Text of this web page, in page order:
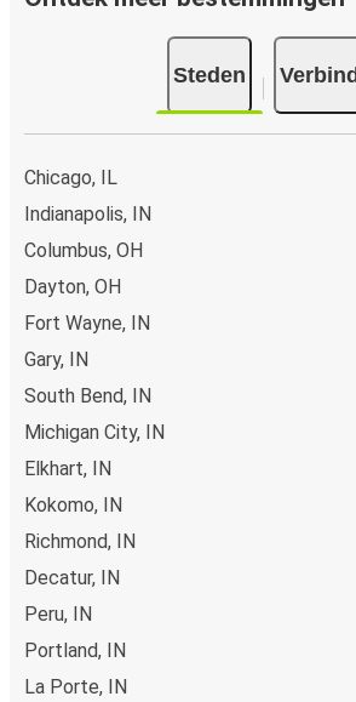
Reserveer tijdens het boeken een
van je plekje. In de prijs van je ticket is
één stuk handbagage en één stuk
Zo boek je je busreis van of naar
website of in de gratis FlixBus-app. In
het geregeld! Als je online je ticket
Plymouth, heb je de keuze uit
online betaalwijzen, waaronder
Club/JCB/Discover), PayPal en Ideal.
onze verkooppunten kun je cash
Steden
Chicago, IL
Indianapolis, IN
Columbus, OH
Dayton, OH
Fort Wayne, IN
Gary, IN
South Bend, IN
Michigan City, IN
Elkhart, IN
Kokomo, IN
Richmond, IN
Decatur, IN
Peru, IN
Portland, IN
La Porte, IN